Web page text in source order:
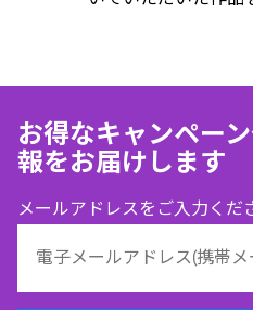
お得なキャンペー
報をお届けします
メールアドレスをご入力くだ